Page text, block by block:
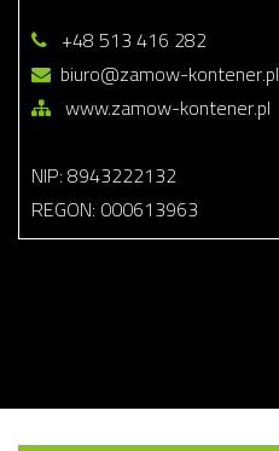
+48 513 416 282
biuro@zamow-kontener.pl
www.zamow-kontener.pl
NIP: 8943222132
REGON: 000613963